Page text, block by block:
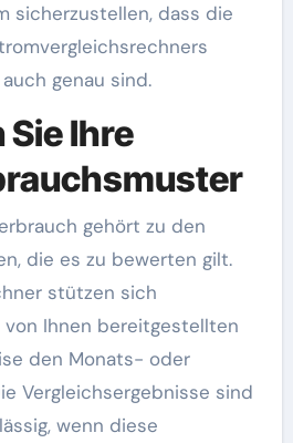
sicherzustellen, dass die
genau sind.
Ihre
gehört zu den
die es zu bewerten gilt.
stützen sich
Ihnen bereitgestellten
den Monats- oder
Vergleichsergebnisse sind
wenn diese